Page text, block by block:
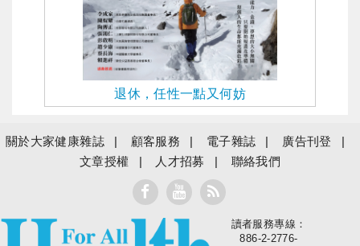
退休，任性一點又何妨
關於大家健康雜誌 顧客服務 電子雜誌
廣告刊登
文章授權
人才招募 聯絡我們
大家健康
讀者服務專線：
886-2-2776-